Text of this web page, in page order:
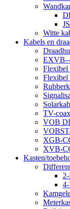
Witte
Kabels en
EXVB--
Flexibel
TV-
VOB
XGB-
XVB-
Kasten/